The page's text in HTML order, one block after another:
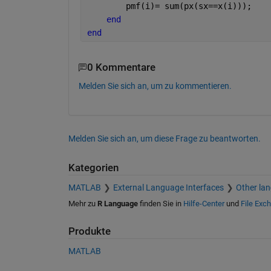
        pmf(i)= sum(px(sx==x(i)));
end
end
0 Kommentare
Melden Sie sich an, um zu kommentieren.
Melden Sie sich an, um diese Frage zu beantworten.
Kategorien
MATLAB External Language Interfaces Other
Mehr zu R Languagefinden Sie in Hilfe-Centerund File
Produkte
MATLAB